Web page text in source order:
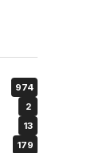
974
2
13
179